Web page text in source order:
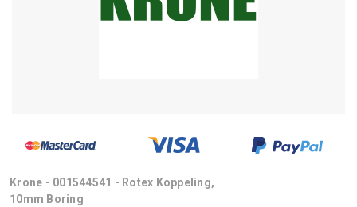
Krone - 001544541 - Rotex Koppeling,
10mm Boring